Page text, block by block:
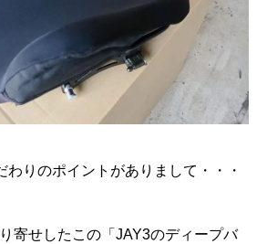
わりのポイントがありまして・・・
寄せしたこの「JAY3のディープバ